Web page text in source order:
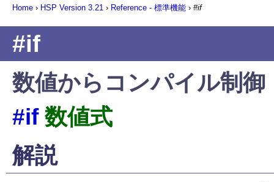
Home › HSP Version 3.21 › Reference - 標準機能 › #if
#if
数値からコンパイル制御
#if 数値式
解説